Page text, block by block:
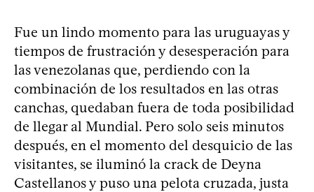
Fue un lindo momento para las uruguayas y
tiempos de frustración y desesperación para
las venezolanas que, perdiendo con la
combinación de los resultados en las otras
canchas, quedaban fuera de toda posibilidad
de llegar al Mundial. Pero solo seis minutos
después, en el momento del desquicio de las
visitantes, se iluminó la crack de Deyna
Castellanos y puso una pelota cruzada, justa